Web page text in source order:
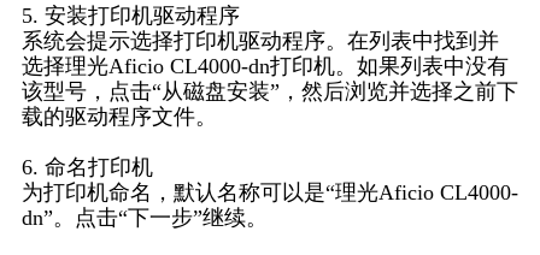
5. 安装打印机驱动程序
系统会提示选择打印机驱动程序。在列表中找到并
选择理光Aficio CL4000-dn打印机。如果列表中没有
该型号，点击“从磁盘安装”，然后浏览并选择之前下
载的驱动程序文件。
6. 命名打印机
为打印机命名，默认名称可以是“理光Aficio CL4000-
dn”。点击“下一步”继续。